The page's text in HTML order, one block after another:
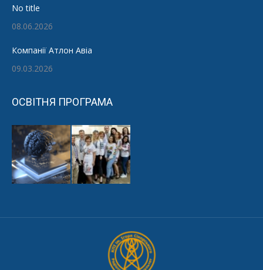
No title
08.06.2026
Компанії Атлон Авіа
09.03.2026
ОСВІТНЯ ПРОГРАМА